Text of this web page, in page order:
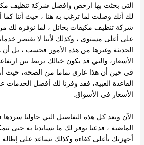
التي بحثت بها ارخص وافضل شركة تنظيف
لك أنك وصلت لما ترغب به هنا ، حيث أننا كما
شركة تنظيف مكيفات بحائل ، لما نوفره لك
على أعلى مستوى ، وكذلك لأننا لا تقتصر
الحديثة وغيرها من هذه الأمور فحسب ، بل أن
الأسعار، والتي قد يكون خيالك يربط بين
في حين أن هذا عاري تماما من الصحة، حيث
القاعدة الغبية، فقد وفرنا لك أفضل
الأسعار في الأسواق.
الآن وبعد كل هذه التفاصيل التي حاولنا
الماضية ، فدعنا نوفر لك ما تساندنا به حتى
أجهزتك بأعلى كفاءة وكذلك تساعد على